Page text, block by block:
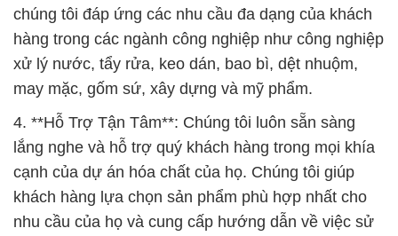
chúng tôi đáp ứng các nhu cầu đa dạng của khách
hàng trong các ngành công nghiệp như công nghiệp
xử lý nước, tẩy rửa, keo dán, bao bì, dệt nhuộm,
may mặc, gốm sứ, xây dựng và mỹ phẩm.
4. **Hỗ Trợ Tận Tâm**: Chúng tôi luôn sẵn sàng
lắng nghe và hỗ trợ quý khách hàng trong mọi khía
cạnh của dự án hóa chất của họ. Chúng tôi giúp
khách hàng lựa chọn sản phẩm phù hợp nhất cho
nhu cầu của họ và cung cấp hướng dẫn về việc sử